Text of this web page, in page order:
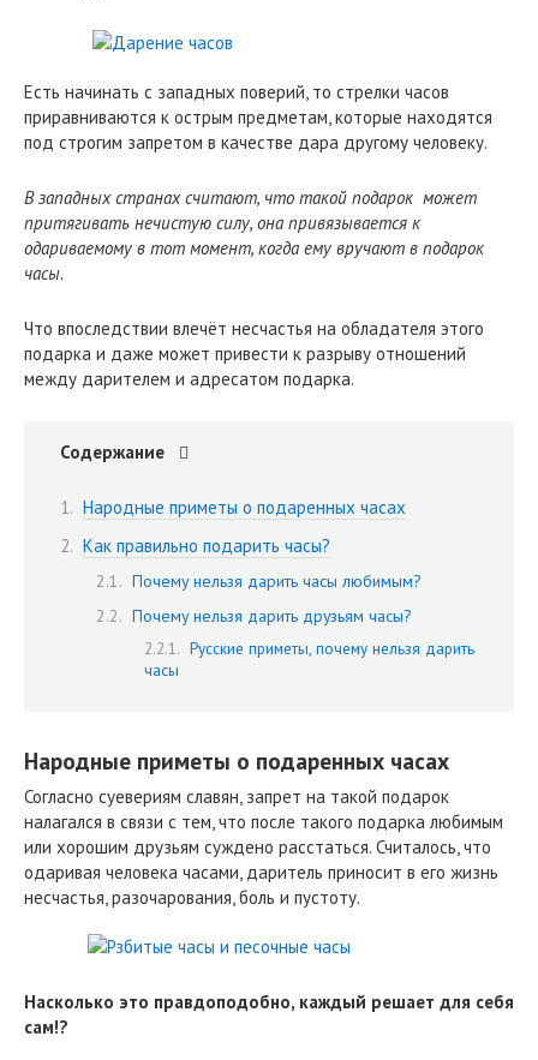
Есть начинать с западных поверий, то стрелки часов
приравниваются к острым предметам, которые находятся
под строгим запретом в качестве дара другому человеку.
В западных странах считают, что такой подарок может
притягивать нечистую силу, она привязывается к
одариваемому в тот момент, когда ему вручают в подарок
часы.
Что впоследствии влечёт несчастья на обладателя этого
подарка и даже может привести к разрыву отношений
между дарителем и адресатом подарка.
Содержание
Народные приметы о подаренных часах
Как правильно подарить часы?
Почему нельзя дарить часы любимым?
Почему нельзя дарить друзьям часы?
Русские приметы, почему нельзя дарить
часы
Народные приметы о подаренных часах
Согласно суевериям славян, запрет на такой подарок
налагался в связи с тем, что после такого подарка любимым
или хорошим друзьям суждено расстаться. Считалось, что
одаривая человека часами, даритель приносит в его жизнь
несчастья, разочарования, боль и пустоту.
Насколько это правдоподобно, каждый решает для себя
сам!?